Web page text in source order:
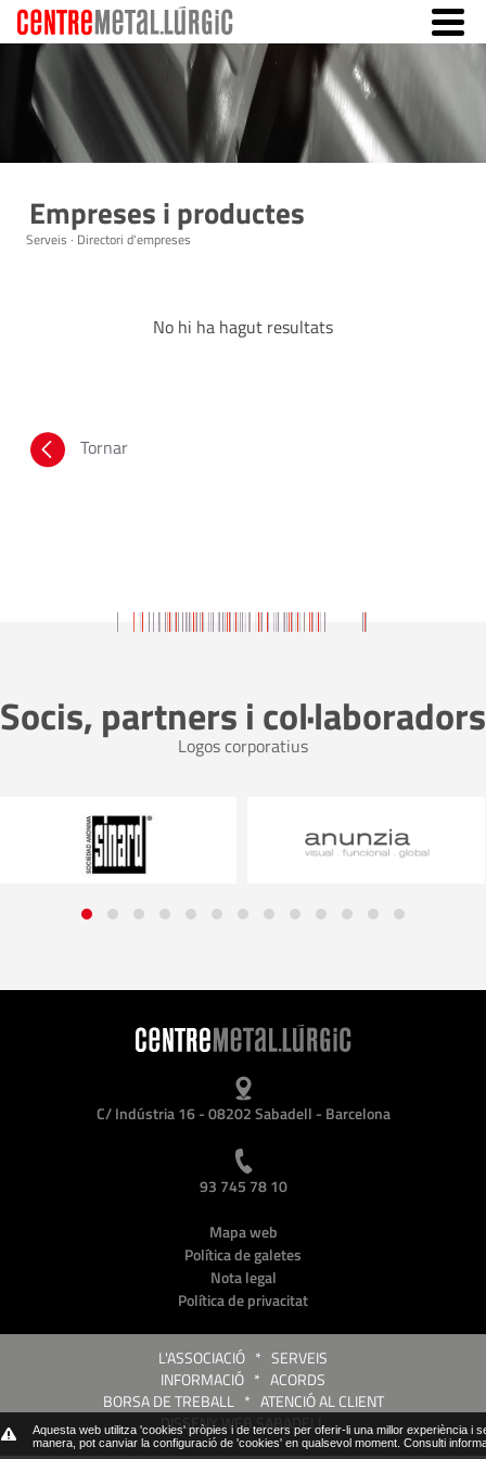
Aquesta web utilitza 'cookies' pròpies i de tercers per oferir-li una millor experiència
manera, pot canviar la configuració de 'cookies' en qualsevol moment. Consulti
Empreses i productes
Serveis · Directori d'empreses
No hi ha hagut resultats
Tornar
Socis, partners i col·laboradors
Logos corporatius
C/ Indústria 16 - 08202 Sabadell - Barcelona
93 745 78 10
Mapa web
Política de galetes
Nota legal
Política de privacitat
L'ASSOCIACIÓ * SERVEIS
INFORMACIÓ * ACORDS
BORSA DE TREBALL* ATENCIÓ AL CLIENT
DISSENY WEB SABADELL